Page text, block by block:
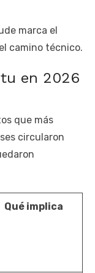
marca el
camino técnico.
en 2026
que más
circularon
Qué implica